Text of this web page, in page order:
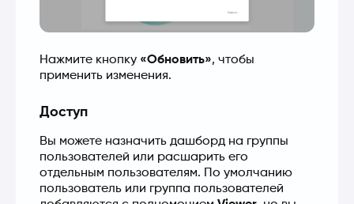
Нажмите кнопку «Обновить», чтобы
применить изменения.
Доступ
Вы можете назначить дашборд на группы
пользователей или расшарить его
отдельным пользователям. По умолчанию
пользователь или группа пользователей